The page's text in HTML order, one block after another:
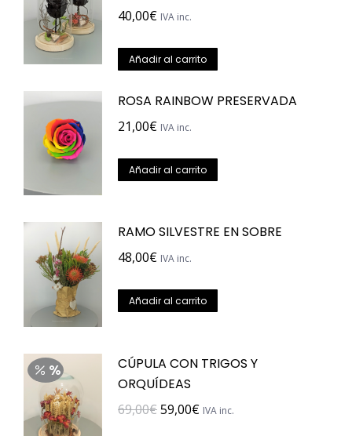
40,00€ IVA inc.
Añadir al carrito
ROSA RAINBOW PRESERVADA
21,00€ IVA inc.
Añadir al carrito
RAMO SILVESTRE EN SOBRE
48,00€ IVA inc.
Añadir al carrito
CÚPULA CON TRIGOS Y
ORQUÍDEAS
69,00€El
59,00€ElIVA inc.